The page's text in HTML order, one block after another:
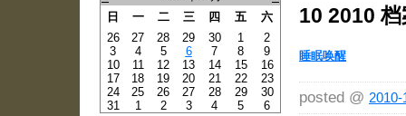
日
一 二 三 四 五
六
26
27 28 29 30 1
2
3
4 5 6 7 8
9
10
11 12 13 14 15
16
17
18 19 20 21 22
23
24
25 26 27 28 29
30
31
1 2 3 4 5
6
10 2010 档
睡眠唤醒
posted @ 2010-